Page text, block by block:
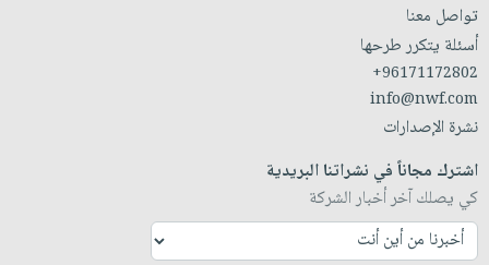
تواصل معنا
أسئلة يتكرر طرحها
+96171172802
info@nwf.com
نشرة الإصدارات
اشترك مجاناً في نشراتنا البريدية
كي يصلك آخر أخبار الشركة